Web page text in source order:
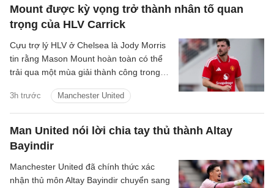
Mount được kỳ vọng trở thành nhân tố quan
trọng của HLV Carrick
3h trước Manchester United
Cựu trợ lý HLV ở Chelsea là Jody Morris
tin rằng Mason Mount hoàn toàn có thể
trải qua một mùa giải thành công trong
những nhân tố quan trọng dưới thời HLV
Michael Carrick.
Man United nói lời chia tay thủ thành Altay
Bayindir
Manchester United đã chính thức xác
nhận thủ môn Altay Bayindir chuyển sang